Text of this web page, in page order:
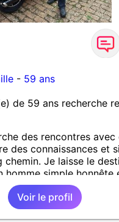
- 59 ans
de 59 ans recherche
des rencontres avec
des connaissances et
chemin. Je laisse le
homme simple honnête
Voir le profil